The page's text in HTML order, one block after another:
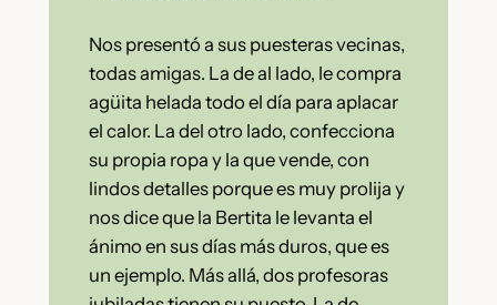
Nos presentó a sus puesteras vecinas,
todas amigas. La de al lado, le compra
agüita helada todo el día para aplacar
el calor. La del otro lado, confecciona
su propia ropa y la que vende, con
lindos detalles porque es muy prolija y
nos dice que la Bertita le levanta el
ánimo en sus días más duros, que es
un ejemplo. Más allá, dos profesoras